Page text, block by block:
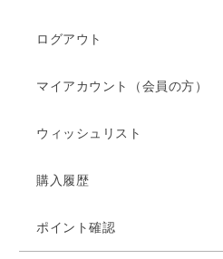
ログアウト
マイアカウント（会員の方）
ウィッシュリスト
購入履歴
ポイント確認